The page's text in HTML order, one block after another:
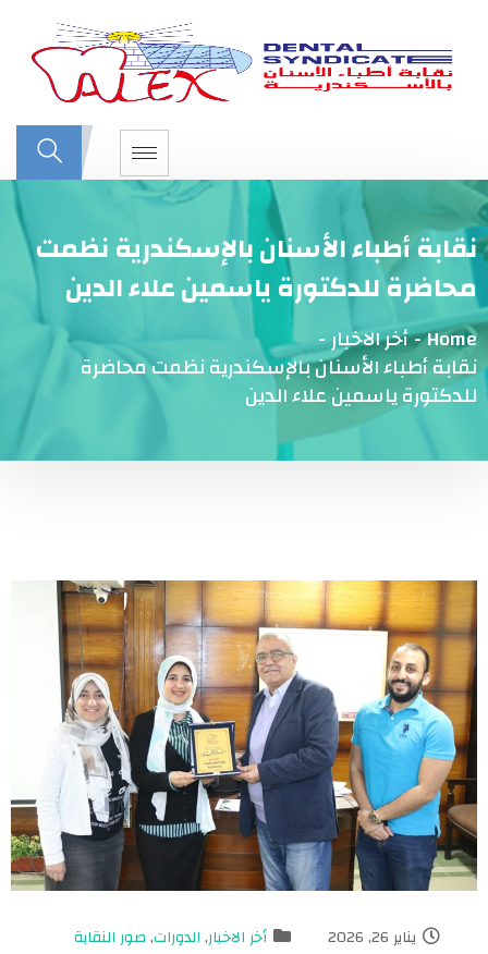
نقابة أطباء الأسنان بالإسكندرية نظمت
محاضرة للدكتورة ياسمين علاء الدين
Home
-أخر الاخبار-
نقابة أطباء الأسنان بالإسكندرية نظمت محاضرة
للدكتورة ياسمين علاء الدين
يناير 26, 2026 أخر الاخبار,الدورات,صور النقابة